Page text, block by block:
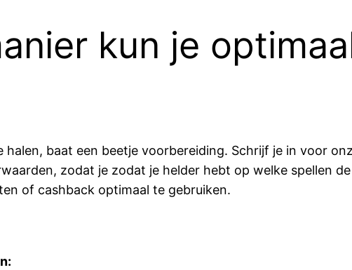
kun je
halen, baat een beetje voorbereiding. Schrijf je in voor
zodat je zodat je helder hebt op welke spellen
of cashback optimaal te gebruiken.